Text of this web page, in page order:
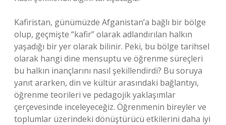
Kafiristan, günümüzde Afganistan’a bağlı bir bölge
olup, geçmişte “kafir” olarak adlandırılan halkın
yaşadığı bir yer olarak bilinir. Peki, bu bölge tarihsel
olarak hangi dine mensuptu ve öğrenme süreçleri
bu halkın inançlarını nasıl şekillendirdi? Bu soruya
yanıt ararken, din ve kültür arasındaki bağlantıyı,
öğrenme teorileri ve pedagojik yaklaşımlar
çerçevesinde inceleyeceğiz. Öğrenmenin bireyler ve
toplumlar üzerindeki dönüştürücü etkilerini daha iyi